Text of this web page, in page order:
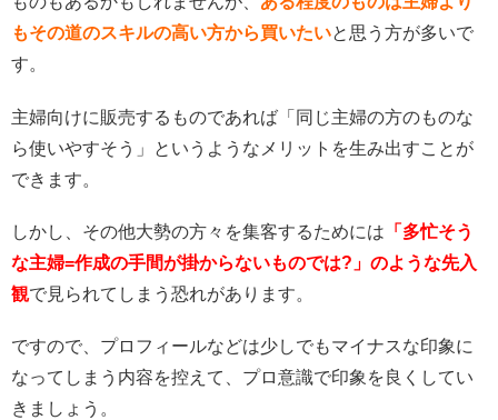
もその道のスキルの高い方から買いたいと思う方が多いで
す。
主婦向けに販売するものであれば「同じ主婦の方のものな
ら使いやすそう」というようなメリットを生み出すことが
できます。
しかし、その他大勢の方々を集客するためには 「多忙そう
な主婦=作成の手間が掛からないものでは?」のような先入
観で見られてしまう恐れがあります。
ですので、プロフィールなどは少しでもマイナスな印象に
なってしまう内容を控えて、プロ意識で印象を良くしてい
きましょう。